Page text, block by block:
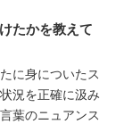
たかを教えて
に身についたス
況を正確に汲み
葉のニュアンス